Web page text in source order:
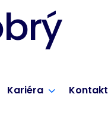
Kariéra Kontakt